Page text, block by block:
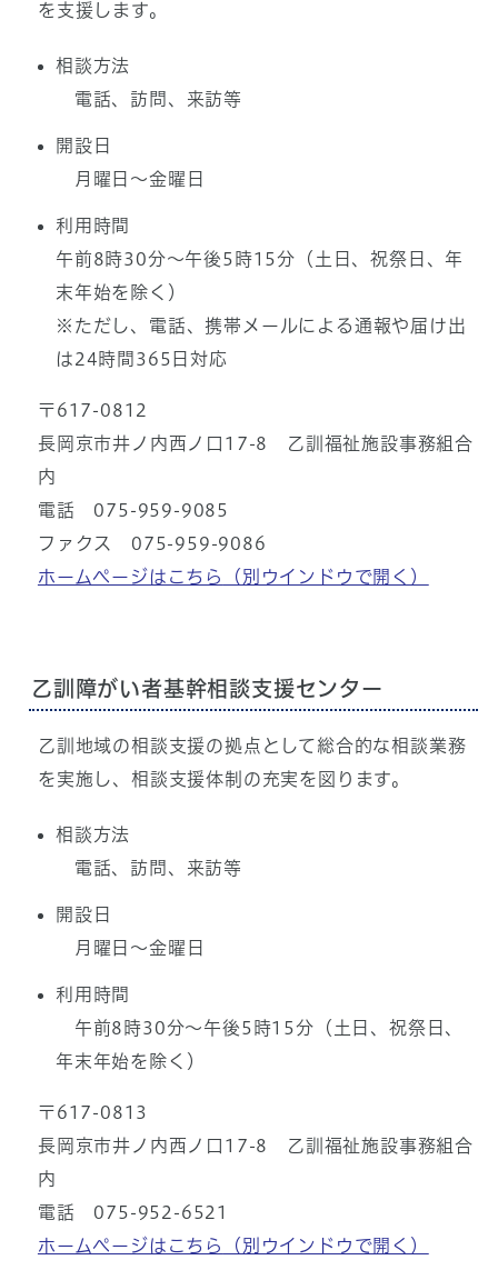
を支援します。
相談方法
電話、訪問、来訪等
開設日
月曜日～金曜日
利用時間
午前8時30分～午後5時15分（土日、祝祭日、年
末年始を除く）
※ただし、電話、携帯メールによる通報や届け出
は24時間365日対応
〒617-0812
長岡京市井ノ内西ノ口17-8 乙訓福祉施設事務組合
内
電話 075-959-9085
ファクス 075-959-9086
ホームページはこちら
（別ウインドウで開く）
乙訓障がい者基幹相談支援センター
乙訓地域の相談支援の拠点として総合的な相談業務
を実施し、相談支援体制の充実を図ります。
相談方法
電話、訪問、来訪等
開設日
月曜日～金曜日
利用時間
午前8時30分～午後5時15分（土日、祝祭日、
年末年始を除く）
〒617-0813
長岡京市井ノ内西ノ口17-8 乙訓福祉施設事務組合
内
電話 075-952-6521
ホームページはこちら
（別ウインドウで開く）